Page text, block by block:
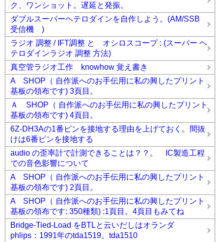
オ ONKYO OS-195
レフレックス +再生 1球 真空管ラジ
オ (6GH8)
レフレックス 1球 真空管 ラジオ (6GH8) 2号機
レフレックス 1球 真空管 ラジオ (6GX7)
ワンダーキット
(6BY6+6GH8)
真空管ラジオ 4球スーパー
(6BY6,6JC6,6AL5,6AB8)
真空管ラジオ 5球スーパー 1号機
(6BY6,6BJ6,EBF80,6J4,6AB8)
ク、ワンショット。遅延と発振。
ダブルスーパーヘテロダインを自作しよう。(AM/SSB
受信機 )
ラジオ 調整 / IFT調整 と オシロスコープ : (スーパー ヘ
テロダインラジオ 調整 方法)
真空管ラジオ工作 knowhow 覚え書き
A SHOP（ 自作派へのお手伝用に私の興したプリント
基板の領布です) 3頁目。
Ａ SHOP（ 自作派へのお手伝用に私の興したプリント
基板の領布です) 4頁目。
6Z-DH3Aの1番ピンを接地する理由を上げておく。間抜
けは6番ピンを接地する
audio の歪率計で計測できることは？？。 IC製造工程
での音色影響について
A SHOP（ 自作派へのお手伝用に私の興したプリント
基板の領布です) 2頁目。
A SHOP（ 自作派へのお手伝用に私の興したプリント
基板の領布です: 350種類) :1頁目。4頁目もみてね
Bridge-Tied-Load をBTLと云いだしはオランダ
phlips：1991年のtda1519。tda1510